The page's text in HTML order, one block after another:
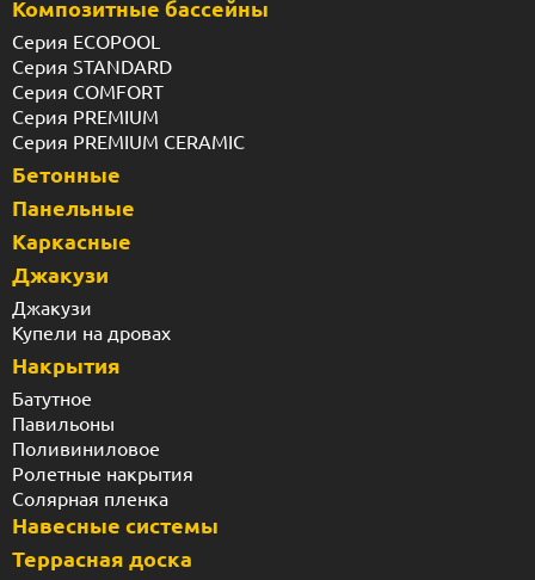
Композитные бассейны
Серия ECOPOOL
Серия STANDARD
Серия COMFORT
Серия PREMIUM
Серия PREMIUM CERAMIC
Бетонные
Панельные
Каркасные
Джакузи
Джакузи
Купели на дровах
Накрытия
Батутное
Павильоны
Поливиниловое
Ролетные накрытия
Солярная пленка
Навесные системы
Террасная доска